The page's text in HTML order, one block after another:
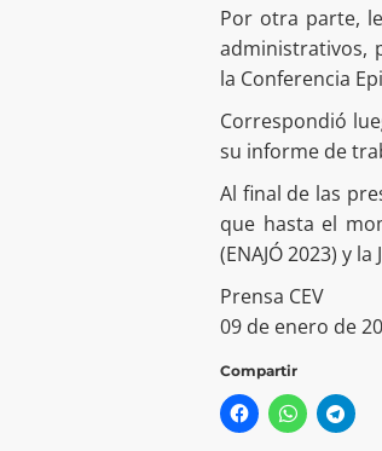
Por otra parte,
administrativos,
la Conferencia
Correspondió
su informe de
Al final de las
que hasta el
(ENAJÓ 2023) y
Prensa CEV
09 de enero de
Compartir